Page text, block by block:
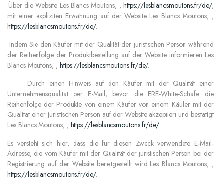
Über die Website Les Blancs Moutons, , https://lesblancsmoutons.fr/de/,
mit einer expliziten Erwähnung auf der Website Les Blancs Moutons, ,
https://lesblancsmoutons.fr/de/.
Indem Sie den Käufer mit der Qualität der juristischen Person während
der Reihenfolge der Produktbestellung auf der Website informieren Les
Blancs Moutons, , https://lesblancsmoutons.fr/de/.
Durch einen Hinweis auf den Käufer mit der Qualität einer
Unternehmensqualität per E-Mail, bevor die ERE-White-Schafe die
Reihenfolge der Produkte von einem Käufer von einem Käufer mit der
Qualität einer juristischen Person auf der Website akzeptiert und bestätigt
Les Blancs Moutons, , https://lesblancsmoutons.fr/de/.
Es versteht sich hier, dass die für diesen Zweck verwendete E-Mail-
Adresse, die vom Käufer mit der Qualität der juristischen Person bei der
Registrierung auf der Website bereitgestellt wird Les Blancs Moutons, ,
https://lesblancsmoutons.fr/de/.